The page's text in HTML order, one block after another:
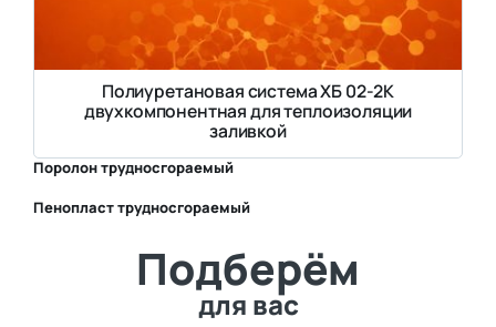
Полиуретановая система ХБ 02-2К
двухкомпонентная для теплоизоляции
заливкой
Поролон трудносгораемый
Пенопласт трудносгораемый
Подберём
для вас